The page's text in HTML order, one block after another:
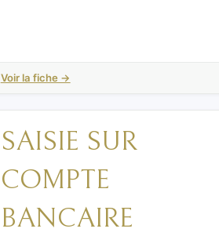
Voir la fiche →
SAISIE SUR
COMPTE
BANCAIRE